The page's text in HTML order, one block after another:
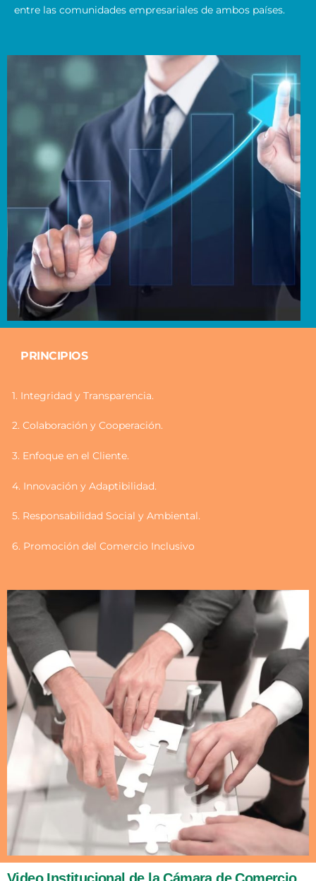
entre las comunidades empresariales de ambos países.
PRINCIPIOS
1. Integridad y Transparencia.
2. Colaboración y Cooperación.
3. Enfoque en el Cliente.
4. Innovación y Adaptibilidad.
5. Responsabilidad Social y Ambiental.
6. Promoción del Comercio Inclusivo
Video Institucional de la Cámara de Comercio